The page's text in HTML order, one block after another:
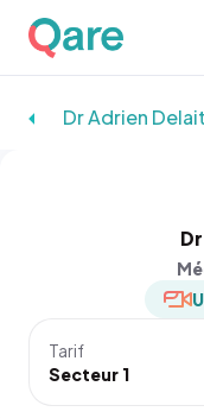
Dr Adrien
Tarif
Secteur 1